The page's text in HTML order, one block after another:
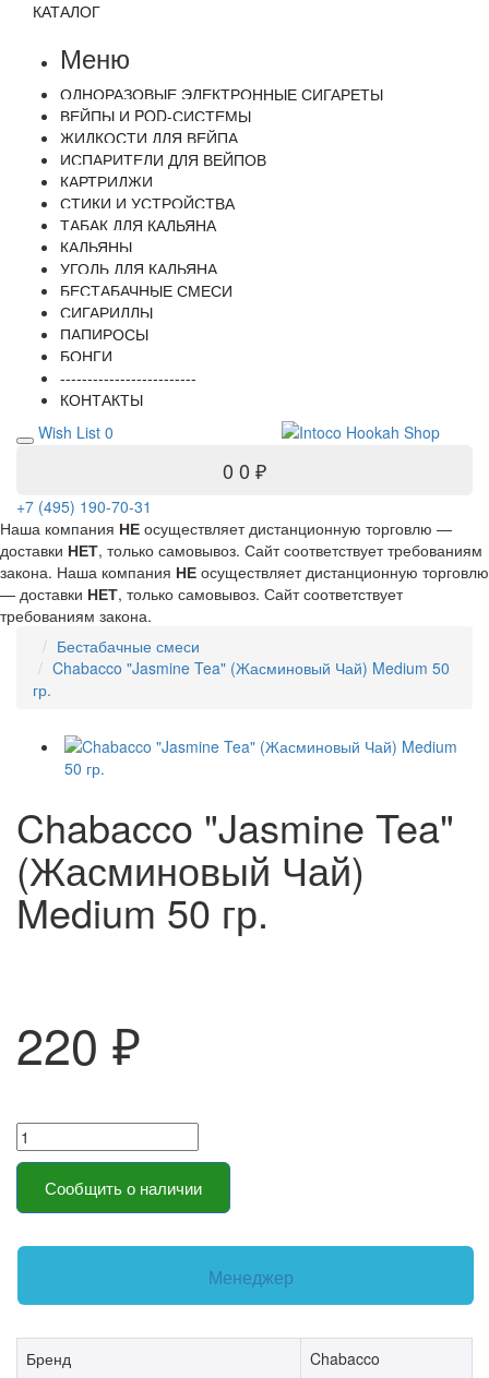
КАТАЛОГ
Меню
ОДНОРАЗОВЫЕ ЭЛЕКТРОННЫЕ СИГАРЕТЫ
ВЕЙПЫ И POD-СИСТЕМЫ
ЖИДКОСТИ ДЛЯ ВЕЙПА
ИСПАРИТЕЛИ ДЛЯ ВЕЙПОВ
КАРТРИДЖИ
СТИКИ И УСТРОЙСТВА
ТАБАК ДЛЯ КАЛЬЯНА
КАЛЬЯНЫ
УГОЛЬ ДЛЯ КАЛЬЯНА
БЕСТАБАЧНЫЕ СМЕСИ
СИГАРИЛЛЫ
ПАПИРОСЫ
БОНГИ
-------------------------
КОНТАКТЫ
Wish List 0
0 0 ₽
+7 (495) 190-70-31
Наша компания НЕ осуществляет дистанционную торговлю —
доставки НЕТ, только самовывоз. Сайт соответствует требованиям
закона. Наша компания НЕ осуществляет дистанционную торговлю
— доставки НЕТ, только самовывоз. Сайт соответствует
требованиям закона.
Бестабачные смеси
Chabacco "Jasmine Tea" (Жасминовый Чай) Medium 50
гр.
Chabacco "Jasmine Tea"
(Жасминовый Чай)
Medium 50 гр.
220 ₽
Сообщить о наличии
Менеджер
Бренд
Chabacco